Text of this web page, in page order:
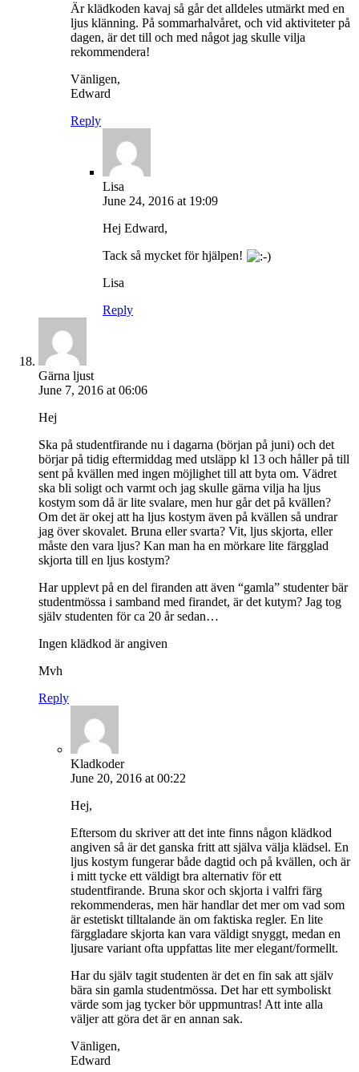
Är klädkoden kavaj så går det alldeles utmärkt med en
ljus klänning. På sommarhalvåret, och vid aktiviteter på
dagen, är det till och med något jag skulle vilja
rekommendera!
Vänligen,
Edward
Reply
Lisa
June 24, 2016 at 19:09
Hej Edward,
Tack så mycket för hjälpen!
Lisa
Reply
Gärna ljust
June 7, 2016 at 06:06
Hej
Ska på studentfirande nu i dagarna (början på juni) och det
börjar på tidig eftermiddag med utsläpp kl 13 och håller på till
sent på kvällen med ingen möjlighet till att byta om. Vädret
ska bli soligt och varmt och jag skulle gärna vilja ha ljus
kostym som då är lite svalare, men hur går det på kvällen?
Om det är okej att ha ljus kostym även på kvällen så undrar
jag över skovalet. Bruna eller svarta? Vit, ljus skjorta, eller
måste den vara ljus? Kan man ha en mörkare lite färgglad
skjorta till en ljus kostym?
Har upplevt på en del firanden att även “gamla” studenter bär
studentmössa i samband med firandet, är det kutym? Jag tog
själv studenten för ca 20 år sedan…
Ingen klädkod är angiven
Mvh
Reply
Kladkoder
June 20, 2016 at 00:22
Hej,
Eftersom du skriver att det inte finns någon klädkod
angiven så är det ganska fritt att själva välja klädsel. En
ljus kostym fungerar både dagtid och på kvällen, och är
i mitt tycke ett väldigt bra alternativ för ett
studentfirande. Bruna skor och skjorta i valfri färg
rekommenderas, men här handlar det mer om vad som
är estetiskt tilltalande än om faktiska regler. En lite
färggladare skjorta kan vara väldigt snyggt, medan en
ljusare variant ofta uppfattas lite mer elegant/formellt.
Har du själv tagit studenten är det en fin sak att själv
bära sin gamla studentmössa. Det har ett symboliskt
värde som jag tycker bör uppmuntras! Att inte alla
väljer att göra det är en annan sak.
Vänligen,
Edward